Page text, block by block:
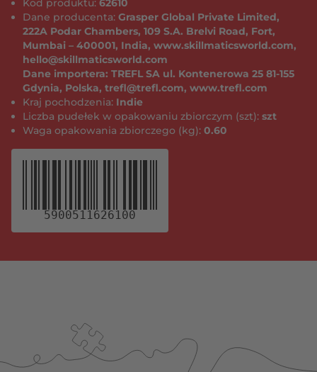
rodzaju materiału. Zawartość może różnić się od
tej przedstawionej na zdjęciach. Opakowanie
należy zachować, ponieważ zawiera ważne
informacje.
Kod produktu: 62610
Dane producenta: Grasper Global Private Limited,
222A Podar Chambers, 109 S.A. Brelvi Road, Fort,
Mumbai – 400001, India, www.skillmaticsworld.com,
hello@skillmaticsworld.com
Dane importera: TREFL SA ul. Kontenerowa 25 81-155
Gdynia, Polska, trefl@trefl.com, www.trefl.com
Kraj pochodzenia: Indie
Liczba pudełek w opakowaniu zbiorczym (szt): szt
Waga opakowania zbiorczego (kg): 0.60
5900511626100